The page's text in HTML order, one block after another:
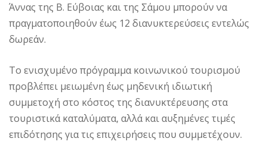
Άννας της Β. Εύβοιας και της Σάμου μπορούν να
πραγματοποιηθούν έως 12 διανυκτερεύσεις εντελώς
δωρεάν.
Το ενισχυμένο πρόγραμμα κοινωνικού τουρισμού
προβλέπει μειωμένη έως μηδενική ιδιωτική
συμμετοχή στο κόστος της διανυκτέρευσης στα
τουριστικά καταλύματα, αλλά και αυξημένες τιμές
επιδότησης για τις επιχειρήσεις που συμμετέχουν.